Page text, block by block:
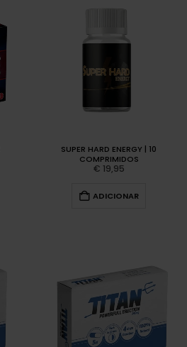
SUPER HARD ENERGY | 10
COMPRIMIDOS
€ 19,95
ADICIONAR